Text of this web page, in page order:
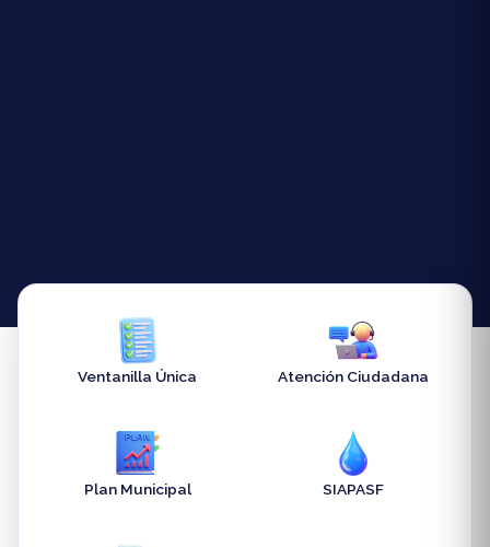
Ventanilla Única Atención Ciudadana
Plan Municipal SIAPASF